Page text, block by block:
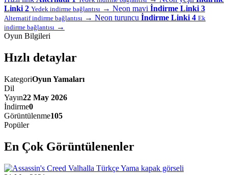
Linki 2 Yedek indirme bağlantısı → Neon mavi İndirme Linki 3
Alternatif indirme bağlantısı → Neon turuncu İndirme Linki 4 Ek
indirme bağlantısı →
Oyun Bilgileri
Hızlı detaylar
KategoriOyun Yamaları
Dil
Yayın22 May 2026
İndirme0
Görüntülenme105
Popüler
En Çok Görüntülenenler